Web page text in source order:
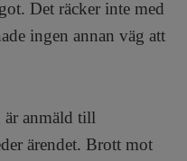
Det räcker inte med
ingen annan väg att
är anmäld till
ärendet. Brott mot